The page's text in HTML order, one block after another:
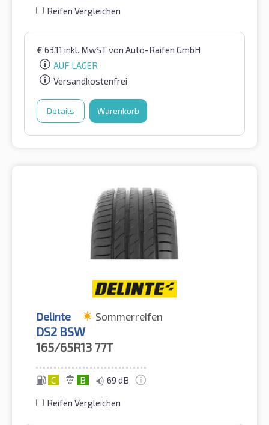
Reifen Vergleichen
€ 63,11 inkl. MwSTvon Auto-Raifen GmbH
AUF LAGER
Versandkostenfrei
Details Warenkorb
Delinte Sommerreifen
DS2 BSW
165/65R13 77T
C B 69 dB
Reifen Vergleichen